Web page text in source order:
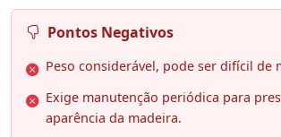
Pontos Negativos
Peso considerável, pode ser difícil de
Exige manutenção periódica para
aparência da madeira.